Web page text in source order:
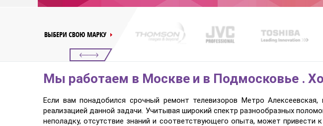
Мы работаем в Москве и в Подмосковье .
Если вам понадобился срочный ремонт телевизоров Метро
реализацией данной задачи. Учитывая широкий спектр разнообразных
неполадку, отсутствие знаний и соответствующего опыта, может